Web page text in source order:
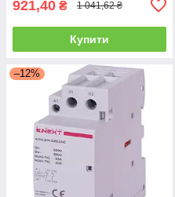
921,40 ₴ 1 041,62 ₴
Купити
–12%